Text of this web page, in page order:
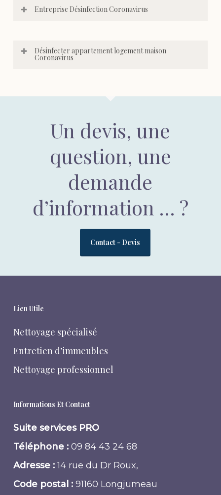
Entreprise Désinfection Coronavirus
Désinfecter appartement logement maison
Coronavirus
Un devis, une
question, une
demande
d’information … ?
Contact - Devis
Lien Utile
Nettoyage spécialisé
Entretien d’immeubles
Nettoyage professionnel
Informations Et Contact
Suite services PRO
Téléphone :09 84 43 24 68
Adresse :14 rue du Dr Roux,
Code postal : 91160 Longjumeau